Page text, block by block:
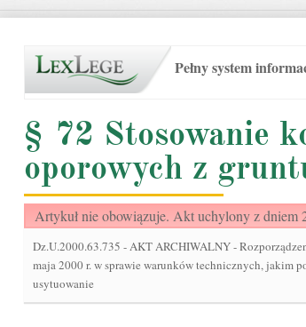
Pełny system
§ 72 Stosowanie
oporowych z
Artykuł nie obowiązuje. Akt uchylony z dniem
Dz.U.2000.63.735 -AKT ARCHIWALNY -
maja 2000 r. w sprawie warunków technicznych,
usytuowanie